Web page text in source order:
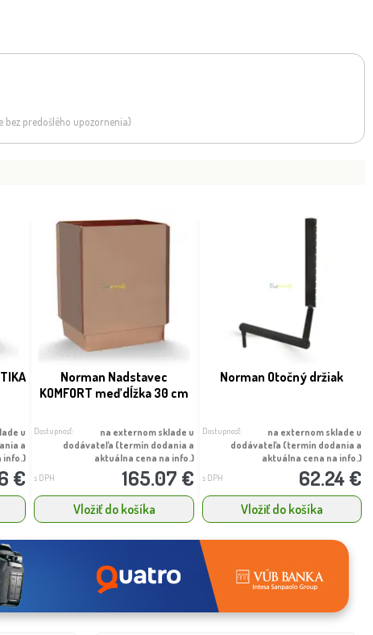
predošlého upozornenia)
u
a
info.)
€
Norman Nadstavec
KOMFORT meď dĺžka 30 cm
Dostupnosť:
na externom sklade u
dodávateľa (termín dodania a
aktuálna cena na info.)
s DPH 165.07 €
Vložiť do košíka
Norman Otočný držiak
Dostupnosť:
na externom sklade u
dodávateľa (termín dodania a
aktuálna cena na info.)
s DPH 62.24 €
Vložiť do košíka